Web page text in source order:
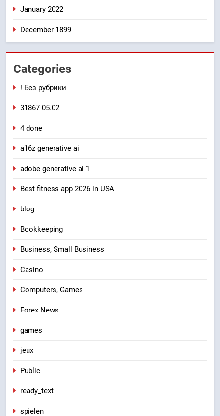
January 2022
December 1899
Categories
! Без рубрики
31867 05.02
4 done
a16z generative ai
adobe generative ai 1
Best fitness app 2026 in USA
blog
Bookkeeping
Business, Small Business
Casino
Computers, Games
Forex News
games
jeux
Public
ready_text
spielen